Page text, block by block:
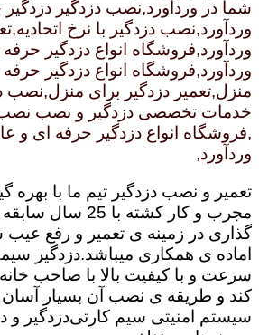
شما در وردآورد,نصب دزدگیر
وردآورد,نصب دزدگیر با نرخ
وردآورد,فروشگاه انواع دزدگیر
وردآورد,فروشگاه انواع دزدگیر
منزل,تعمیر دزدگیر برای منزل,نصب
خدمات تخصصی دزدگیر و نصب
,فروشگاه انواع دزدگیر حرفه ای و
وردآورد,
تعمیر و نصب دزدگیر تیم ما با
مجرب و کار کشته
گذاری در زمینه ی تعمیر و رفع
اماده ی همکاری میباشد.دزدگیر
سرعت و با کیفیت بالا با صاحب
کند و طریقه ی نصب آن بسیار
سیستم امنیتی سیم کارتیدزدگیر و